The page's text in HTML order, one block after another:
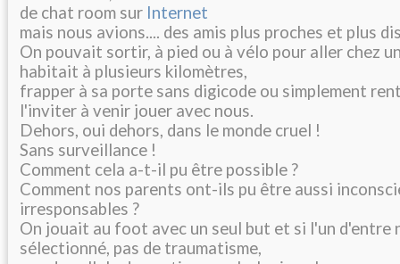
de chat room sur Internet
mais nous avions.... des amis plus proches et plus
On pouvait sortir, à pied ou à vélo pour aller chez
habitait à plusieurs kilomètres,
frapper à sa porte sans digicode ou simplement
l'inviter à venir jouer avec nous.
Dehors, oui dehors, dans le monde cruel !
Sans surveillance !
Comment cela a-t-il pu être possible ?
Comment nos parents ont-ils pu être aussi
irresponsables ?
On jouait au foot avec un seul but et si l'un d'entre
sélectionné, pas de traumatisme,